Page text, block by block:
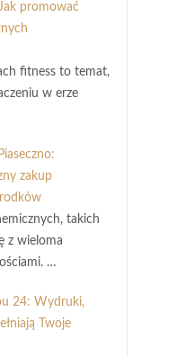
promować
fitness to temat,
w erze
zakup
takich
z wieloma
…
24: Wydruki,
Twoje